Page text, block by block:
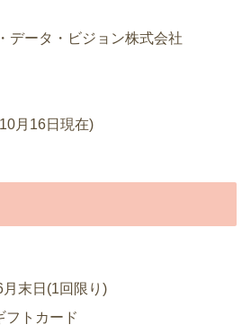
データ・ビジョン株式会社
月16日現在)
末日(1回限り)
フトカード